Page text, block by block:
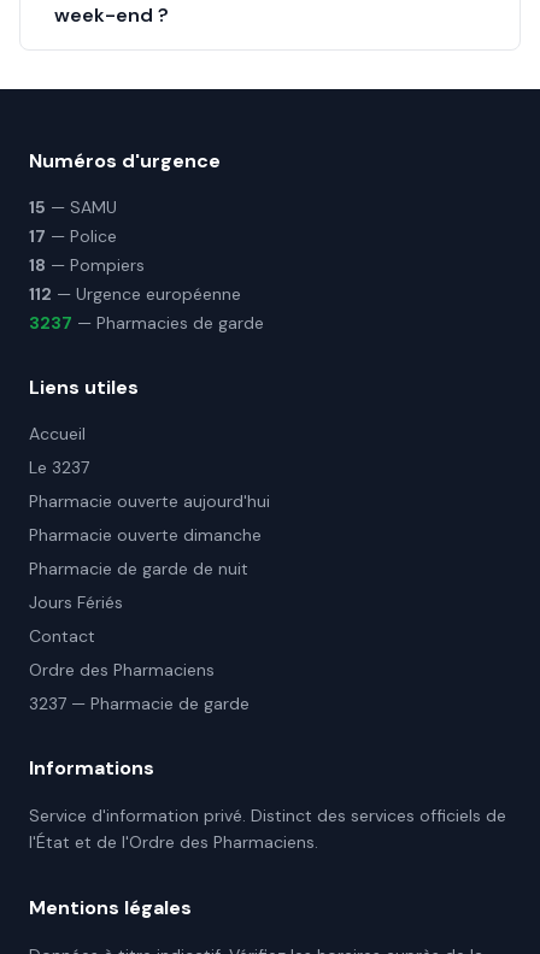
week-end ?
Numéros d'urgence
15 — SAMU
17 — Police
18 — Pompiers
112 — Urgence européenne
3237 — Pharmacies de garde
Liens utiles
Accueil
Le 3237
Pharmacie ouverte aujourd'hui
Pharmacie ouverte dimanche
Pharmacie de garde de nuit
Jours Fériés
Contact
Ordre des Pharmaciens
3237 — Pharmacie de garde
Informations
Service d'information privé. Distinct des services officiels de
l'État et de l'Ordre des Pharmaciens.
Mentions légales